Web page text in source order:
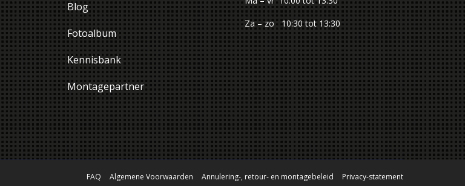
Blog
Fotoalbum
Kennisbank
Montagepartner
Za – zo 10:30 tot 13:30
FAQ Algemene Voorwaarden Annulering-, retour- en montagebeleid Privacy-statement